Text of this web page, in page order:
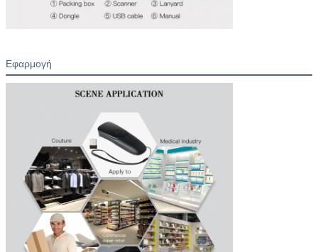
Εφαρμογή